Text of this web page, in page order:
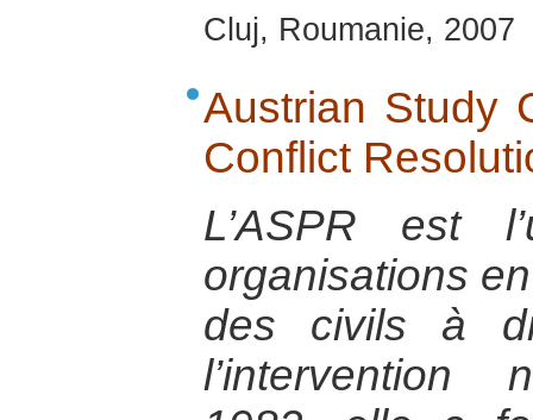
Cluj, Roumanie, 2007
Austrian Study
Conflict
L’ASPR est
organisations
des civils à
l’intervention